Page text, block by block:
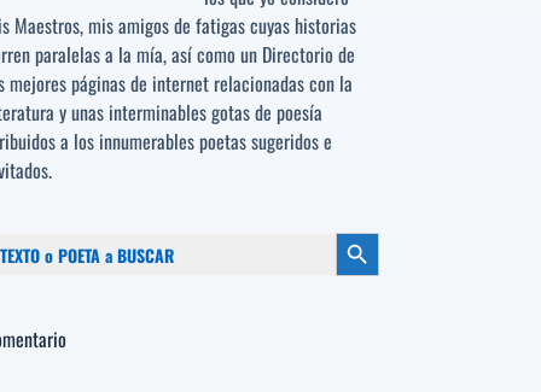
Maestros, mis amigos de fatigas cuyas historias
paralelas a la mía, así como un Directorio de
mejores páginas de internet relacionadas con la
y unas interminables gotas de poesía
a los innumerables poetas sugeridose
Botón de búsqueda